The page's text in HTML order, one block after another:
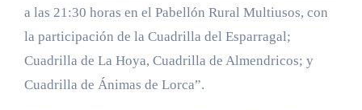
a las 21:30 horas en el Pabellón Rural Multiusos, con
la participación de la Cuadrilla del Esparragal;
Cuadrilla de La Hoya, Cuadrilla de Almendricos; y
Cuadrilla de Ánimas de Lorca”.